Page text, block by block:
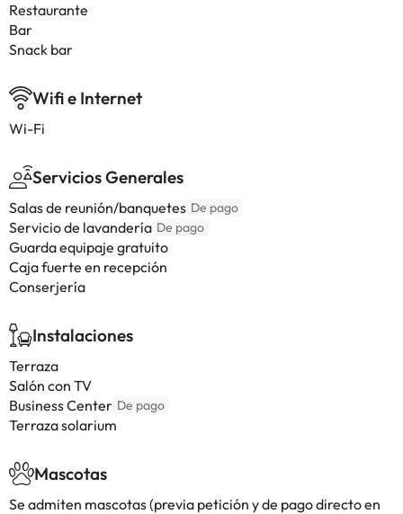
Restaurante
Bar
Snack bar
Wifi e Internet
Wi-Fi
Servicios Generales
Salas de reunión/banquetes De pago
Servicio de lavandería De pago
Guarda equipaje gratuito
Caja fuerte en recepción
Conserjería
Instalaciones
Terraza
Salón con TV
Business Center De pago
Terraza solarium
Mascotas
Se admiten mascotas (previa petición y de pago directo en